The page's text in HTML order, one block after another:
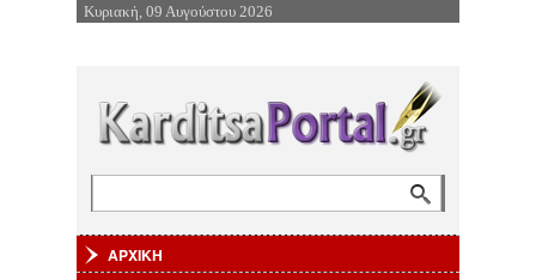
Επιστροφή στην Πλοήγηση
Κυριακή, 09 Αυγούστου 2026
ΑΡΧΙΚΗ